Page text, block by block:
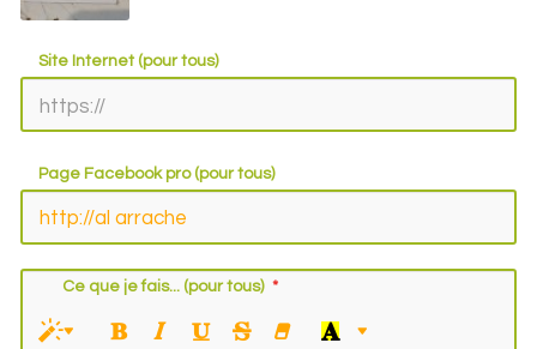
Site Internet (pour tous)
Page Facebook pro (pour tous)
Ce que je fais... (pour tous)